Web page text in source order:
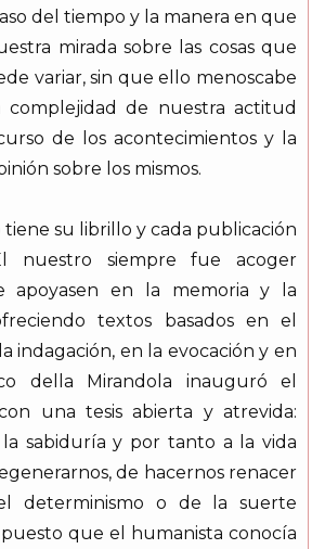
del tiempo y la manera en que
mirada sobre las cosas que
variar, sin que ello menoscabe
de nuestra actitud
de los acontecimientos y la
sobre los mismos.
tiene su librillo y cada publicación
nuestro siempre fue acoger
apoyasen en la memoria y la
textos basados en el
indagación, en la evocación y en
della Mirandola inauguró el
una tesis abierta y atrevida:
sabiduría y por tanto a la vida
de hacernos renacer
determinismo o de la suerte
que el humanista conocía